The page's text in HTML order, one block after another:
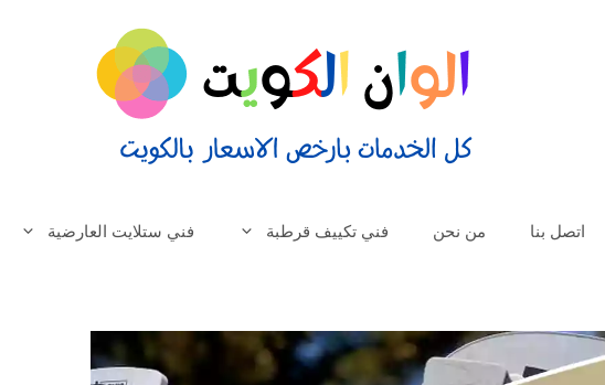
اتصل بنا من نحن فني تكييف قرطبة فني ستلايت العارضية